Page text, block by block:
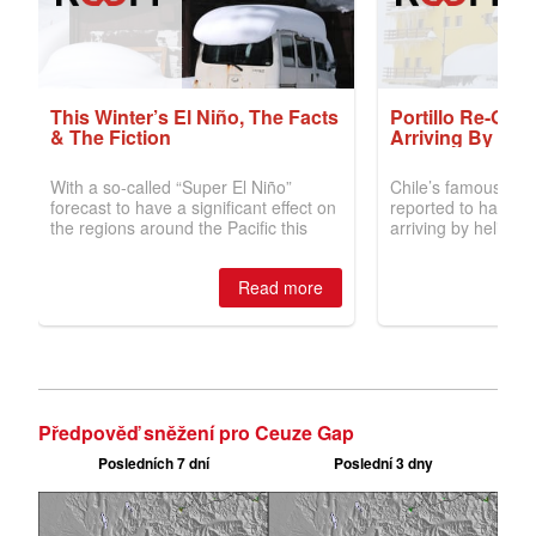
Předpověď sněžení pro Ceuze Gap
Posledních 7 dní Poslední 3 dny